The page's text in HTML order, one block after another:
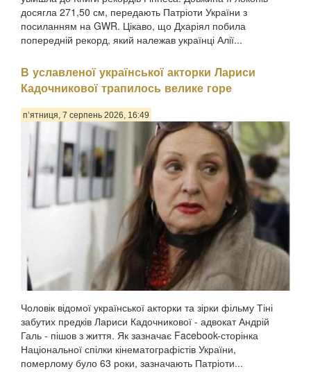
досягла 271,50 см, передають Патріоти України з
посиланням на GWR. Цікаво, що Дхаріял побила
попередній рекорд, який належав українці Алії...
В уславленої української акторки Лариси
Кадочникової трапилось велике горе
п’ятниця, 7 серпень 2026, 16:49
Чоловік відомої української акторки та зірки фільму Тіні
забутих предків Лариси Кадочникової - адвокат Андрій
Галь - пішов з життя. Як зазначає Facebook-сторінка
Національної спілки кінематографістів України,
померлому було 63 роки, зазначають Патріоти...